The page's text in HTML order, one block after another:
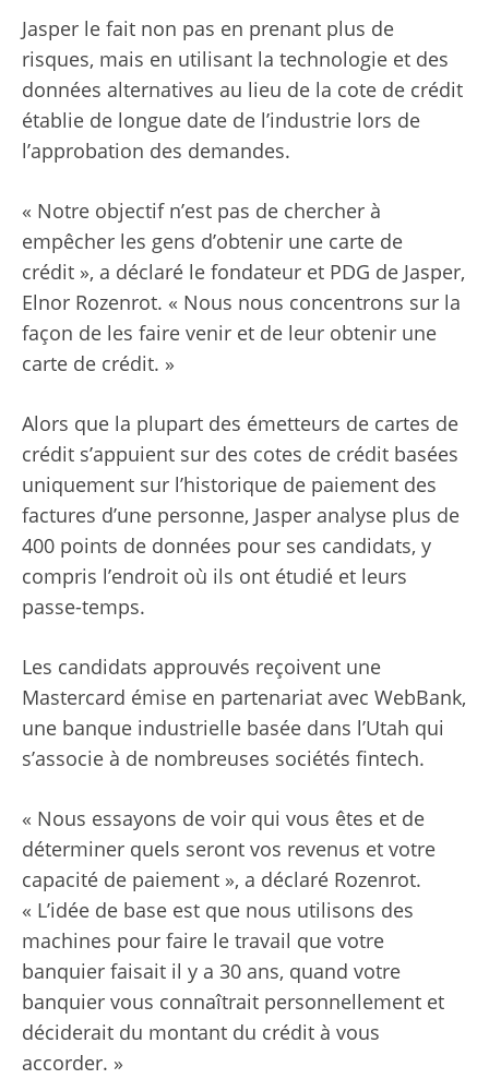
Jasper le fait non pas en prenant plus de
risques, mais en utilisant la technologie et des
données alternatives au lieu de la cote de crédit
établie de longue date de l’industrie lors de
l’approbation des demandes.
« Notre objectif n’est pas de chercher à
empêcher les gens d’obtenir une carte de
crédit », a déclaré le fondateur et PDG de Jasper,
Elnor Rozenrot. « Nous nous concentrons sur la
façon de les faire venir et de leur obtenir une
carte de crédit. »
Alors que la plupart des émetteurs de cartes de
crédit s’appuient sur des cotes de crédit basées
uniquement sur l’historique de paiement des
factures d’une personne, Jasper analyse plus de
400 points de données pour ses candidats, y
compris l’endroit où ils ont étudié et leurs
passe-temps.
Les candidats approuvés reçoivent une
Mastercard émise en partenariat avec WebBank,
une banque industrielle basée dans l’Utah qui
s’associe à de nombreuses sociétés fintech.
« Nous essayons de voir qui vous êtes et de
déterminer quels seront vos revenus et votre
capacité de paiement », a déclaré Rozenrot.
« L’idée de base est que nous utilisons des
machines pour faire le travail que votre
banquier faisait il y a 30 ans, quand votre
banquier vous connaîtrait personnellement et
déciderait du montant du crédit à vous
accorder. »